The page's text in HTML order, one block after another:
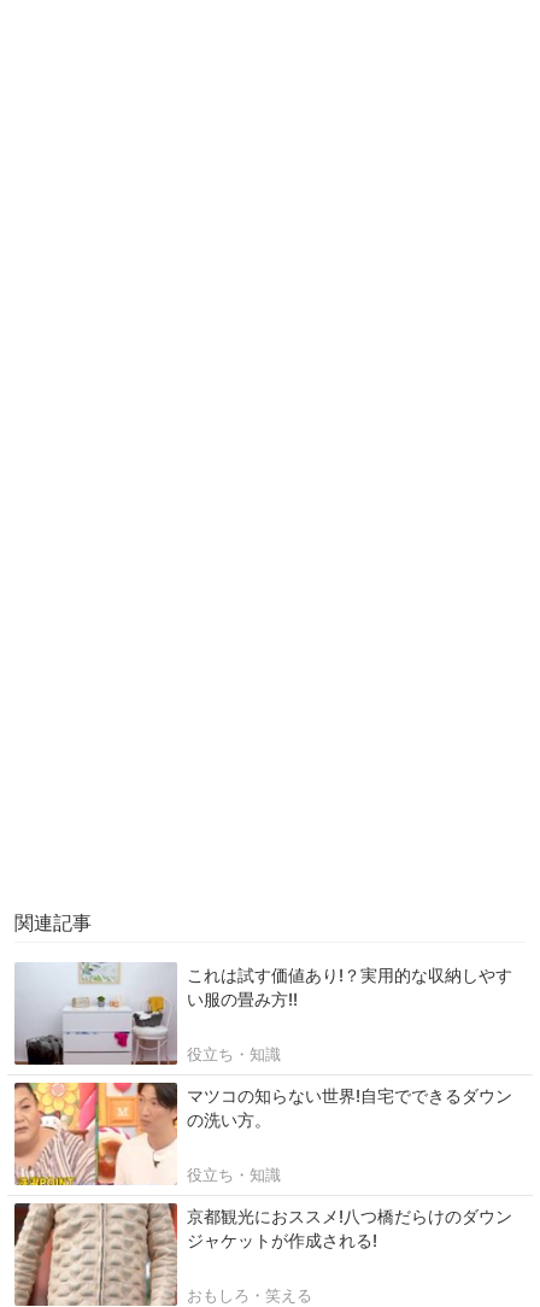
関連記事
これは試す価値あり!？実用的な収納しやす
い服の畳み方!!
役立ち・知識
マツコの知らない世界!自宅でできるダウン
の洗い方。
役立ち・知識
京都観光におススメ!八つ橋だらけのダウン
ジャケットが作成される!
おもしろ・笑える